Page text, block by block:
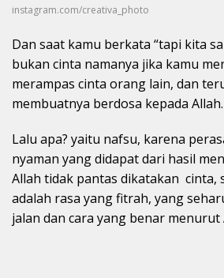
instagram.com/creativa_photo
Dan saat kamu berkata “tapi kita
bukan cinta namanya jika kamu
merampas cinta orang lain, dan
membuatnya berdosa kepada Allah.
Lalu apa? yaitu nafsu, karena
nyaman yang didapat dari hasil
Allah tidak pantas dikatakan cinta,
adalah rasa yang fitrah, yang
jalan dan cara yang benar menurut